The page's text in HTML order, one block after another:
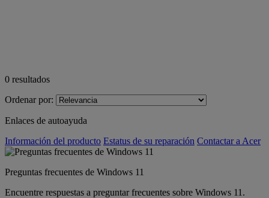
0 resultados
Ordenar por:
Enlaces de autoayuda
Información del producto Estatus de su reparación Contactar a Acer
Preguntas frecuentes de Windows 11
Encuentre respuestas a preguntar frecuentes sobre Windows 11.